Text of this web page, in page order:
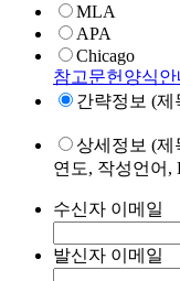
MLA
APA
Chicago
참고문헌양식안
간략정보 (제
상세정보 (제
연도, 작성언어,
수신자 이메일
발신자 이메일